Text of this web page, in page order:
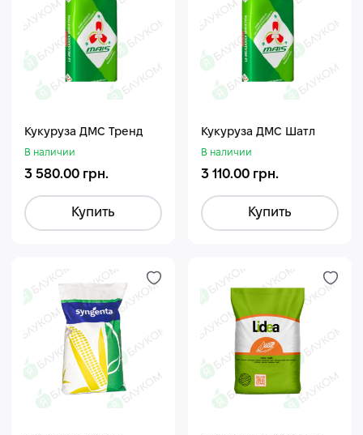
Кукуруза ДМС Тренд
В наличии
3 580.00 грн.
Купить
Кукуруза ДМС Шатл
В наличии
3 110.00 грн.
Купить